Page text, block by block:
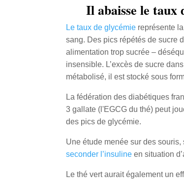
Il abaisse le taux
Le taux de glycémie représente
sang. Des pics répétés de sucre
alimentation trop sucrée –
insensible. L’excès de sucre
métabolisé, il est stocké sous
La fédération des diabétiques
3 gallate (l'EGCG du thé) peut
des pics de glycémie.
Une étude menée sur des souris,
seconder l’insuline en situation
Le thé vert aurait également un